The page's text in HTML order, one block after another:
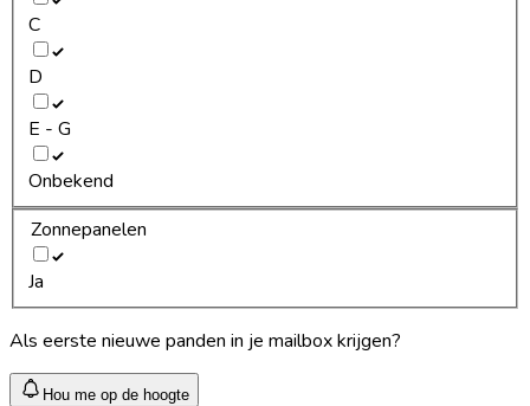
C
D
E - G
Onbekend
Zonnepanelen
Ja
Als eerste nieuwe panden in je mailbox krijgen?
Hou me op de hoogte